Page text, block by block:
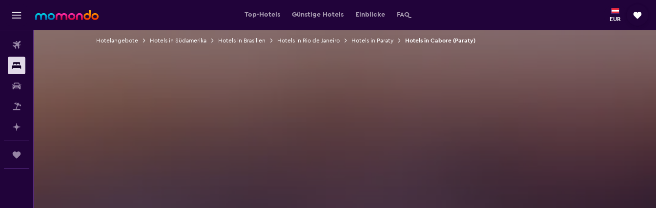
Top-Hotels Günstige Hotels Einblicke FAQ
EUR
Hotelangebote Hotels in Südamerika Hotels in Brasilien Hotels in Rio de Janeiro Hotels in Paraty Hotels in Cabore (Paraty)